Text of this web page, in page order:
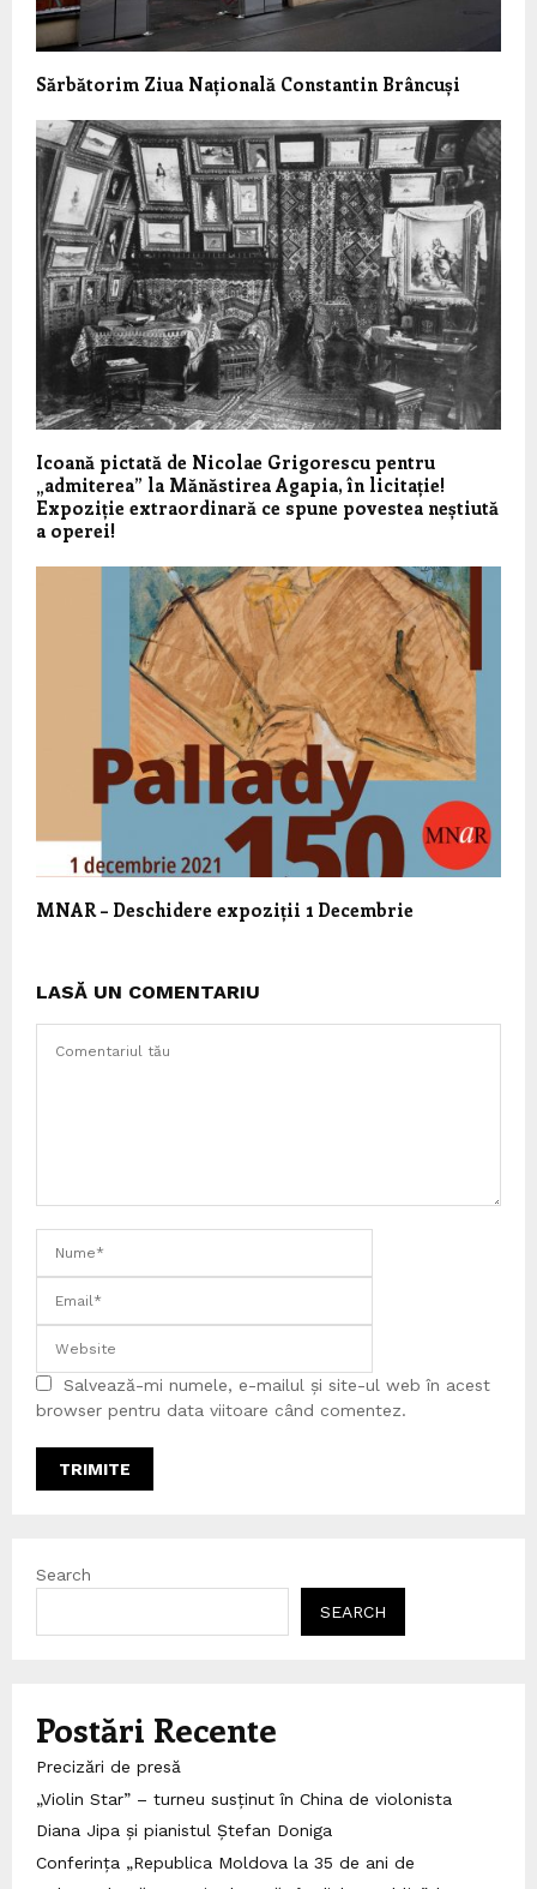
Sărbătorim Ziua Națională Constantin Brâncuși
Icoană pictată de Nicolae Grigorescu pentru
„admiterea” la Mănăstirea Agapia, în licitație!
Expoziție extraordinară ce spune povestea neștiută
a operei!
MNAR – Deschidere expoziții 1 Decembrie
LASĂ UN COMENTARIU
Salvează-mi numele, e-mailul și site-ul web în acest
browser pentru data viitoare când comentez.
Search
SEARCH
Postări Recente
Precizări de presă
„Violin Star” – turneu susținut în China de violonista
Diana Jipa și pianistul Ștefan Doniga
Conferința „Republica Moldova la 35 de ani de